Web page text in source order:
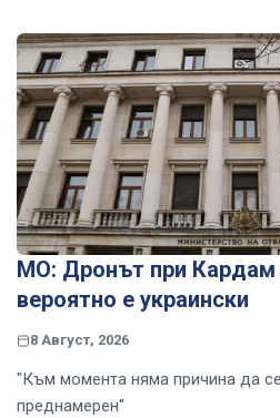
МО: Дронът при Кардам
вероятно е украински
8 Август, 2026
"Към момента няма причина да
преднамерен"